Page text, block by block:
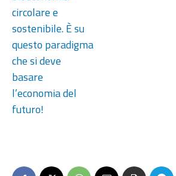
circolare e
sostenibile. È su
questo paradigma
che si deve
basare
l’economia del
futuro!